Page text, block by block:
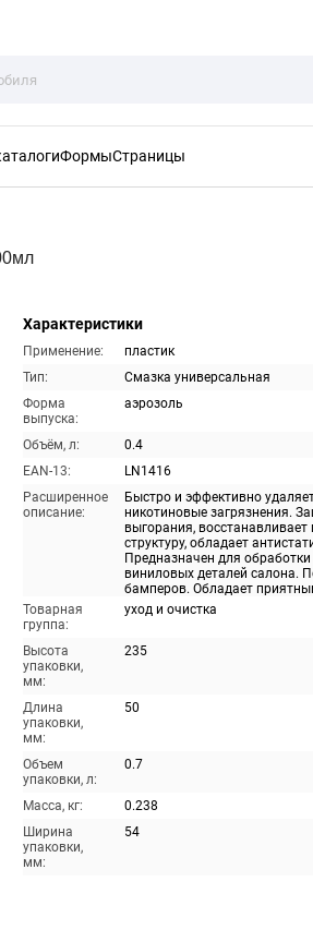
ФормыСтраницы
Характеристики
Применение:
пластик
Тип:
Смазка универсальная
Форма
выпуска:
аэрозоль
Объём, л:
0.4
EAN-13:
LN1416
Расширенное
описание:
Быстро и эффективно
никотиновые загрязнения.
выгорания,
структуру, обладает
Предназначен для
виниловых деталей салона.
бамперов. Обладает
Товарная
группа:
уход и очистка
Высота
упаковки,
мм:
235
Длина
упаковки,
мм:
50
Объем
упаковки, л:
0.7
Масса, кг:
0.238
Ширина
упаковки,
мм:
54